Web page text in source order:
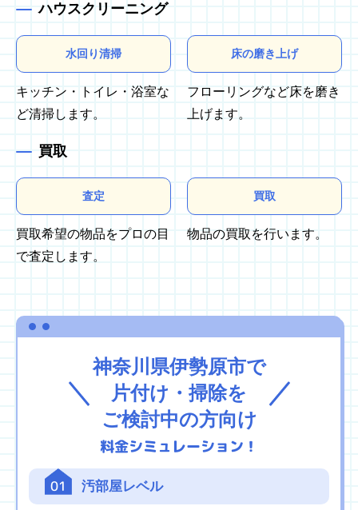
ハウスクリーニング
水回り清掃
キッチン・トイレ・浴室な
ど清掃します。
床の磨き上げ
フローリングなど床を磨き
上げます。
買取
査定
買取希望の物品をプロの目
で査定します。
買取
物品の買取を行います。
神奈川県伊勢原市で
片付け・掃除を
ご検討中の方向け
料金シミュレーション！
01 汚部屋レベル